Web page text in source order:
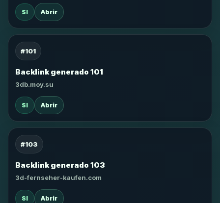
SI Abrir
#101
Backlink generado 101
3db.moy.su
SI Abrir
#103
Backlink generado 103
3d-fernseher-kaufen.com
SI Abrir